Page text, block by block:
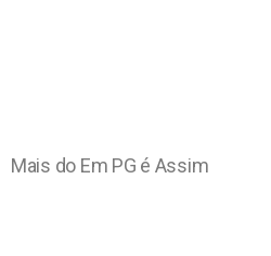
Mais do Em PG é Assim